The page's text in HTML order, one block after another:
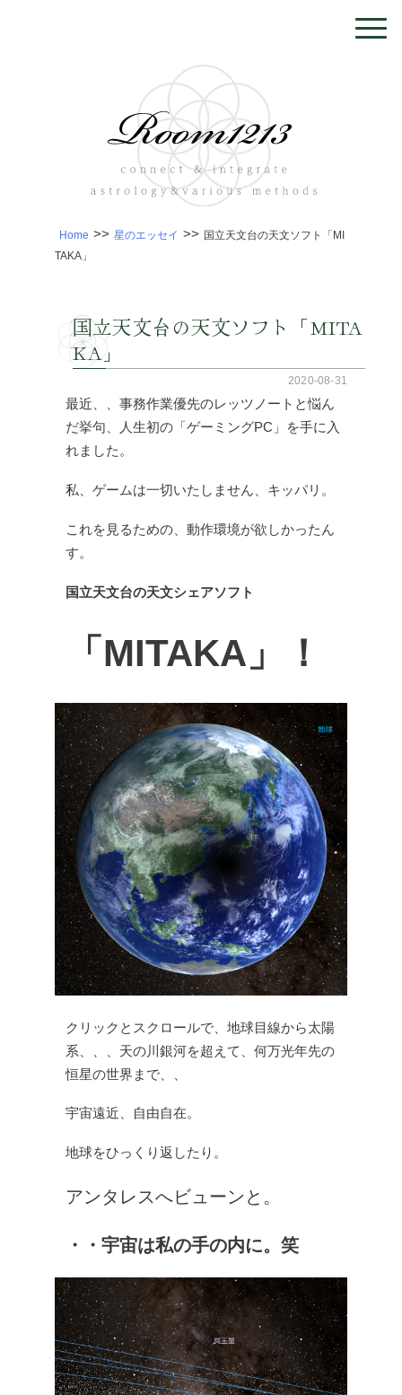
Home >> 星のエッセイ >> 国立天文台の天文ソフト「MI
TAKA」
国立天文台の天文ソフト「MITA
KA」
2020-08-31
最近、、 事務作業優先のレッツノートと悩ん
だ挙句、
人生初の「ゲーミングPC」を手に入
れました。
私、ゲームは一切いたしません、キッパリ。
これを見るための、動作環境が欲しかったん
す。
国立天文台の天文シェアソフト
「MITAKA」！
クリックと スクロールで、 地球目線から太陽
系、、、 天の川銀河を超えて、 何万光年先の
恒星の世界まで、、
宇宙遠近、自由自在。
地球をひっくり返したり。
アンタレスへビューンと。
・・宇宙は私の手の内に。笑